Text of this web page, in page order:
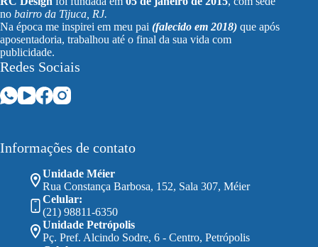
no bairro da Tijuca, RJ.
Na época me inspirei em meu pai (falecido em 2018) que após
aposentadoria, trabalhou até o final da sua vida com
publicidade.
Redes Sociais
Informações de contato
Unidade Méier
Rua Constança Barbosa, 152, Sala 307, Méier
Celular:
(21) 98811-6350
Unidade Petrópolis
Pç. Pref. Alcindo Sodre, 6 - Centro, Petrópolis